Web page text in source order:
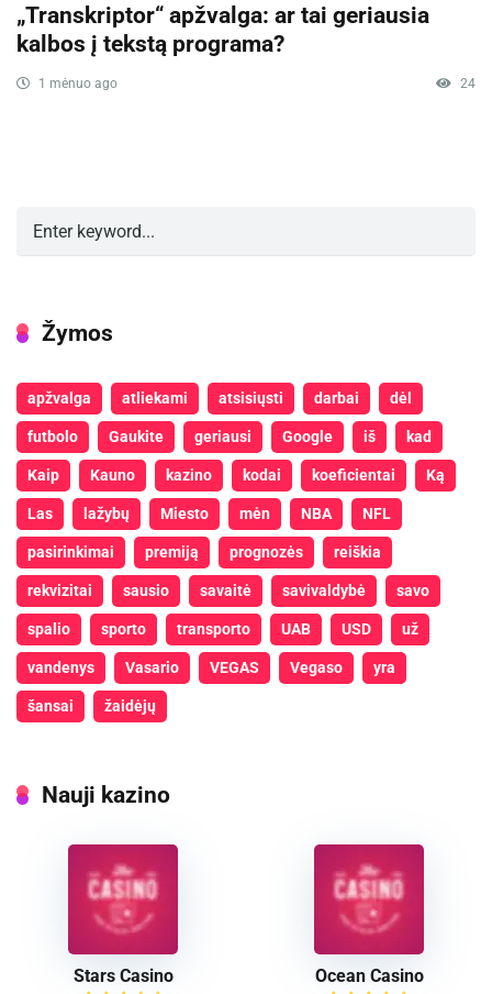
„Transkriptor“ apžvalga: ar tai geriausia
kalbos į tekstą programa?
1 mėnuo ago 24
Žymos
apžvalga atliekami atsisiųsti darbai dėl
futbolo Gaukite geriausi Google iš kad
Kaip Kauno kazino kodai koeficientai Ką
Las lažybų Miesto mėn NBA NFL
pasirinkimai premiją prognozės reiškia
rekvizitai sausio savaitė savivaldybė savo
spalio sporto transporto UAB USD už
vandenys Vasario VEGAS Vegaso yra
šansai žaidėjų
Nauji kazino
Stars Casino Ocean Casino